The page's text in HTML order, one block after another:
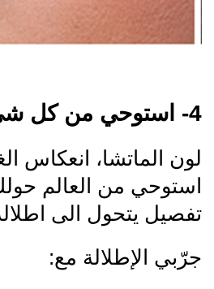
4- استوحي من كل شيء حولك
لون الماتشا، انعكاس
استوحي من العالم
تفصيل يتحول الى
جرّبي الإطلالة مع: